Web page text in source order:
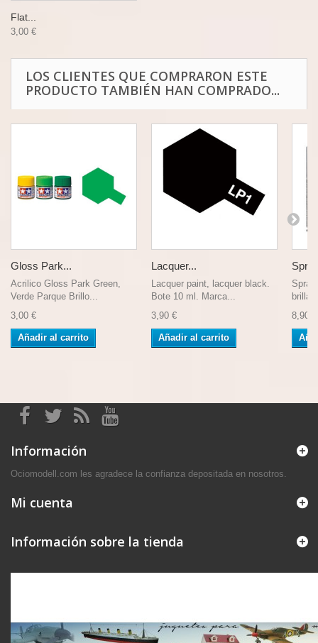
Flat...
3,00 €
LOS CLIENTES QUE COMPRARON ESTE
PRODUCTO TAMBIÉN HAN COMPRADO...
Gloss Park...
Acrilico Gloss Park Green,
Verde Parque Brillo...
3,00 €
Añadir al carrito
Lacquer...
Lacquer paint, lacquer black.
Bote 10 ml. Marca...
3,90 €
Añadir al carrito
8,90 €
Información
Ociomodell.com les agradece la confianza depositada en nosotros.
Mi cuenta
Información sobre la tienda